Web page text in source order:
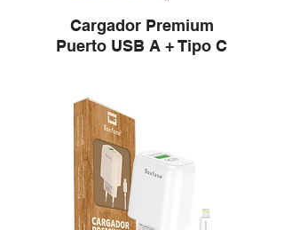
Cargador Premium
Puerto USB A + Tipo C